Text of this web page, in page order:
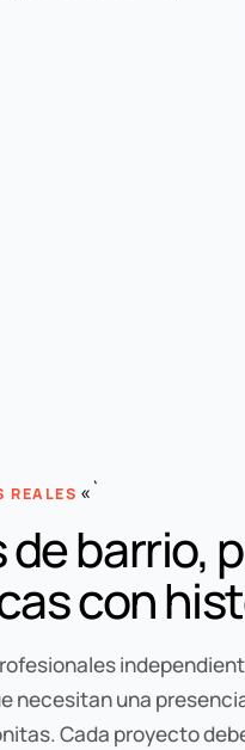
REALES «`
barrio,
con
necesitan una
Cada proyecto